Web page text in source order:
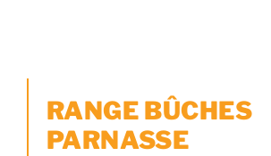
RANGE BÛCHES
PARNASSE